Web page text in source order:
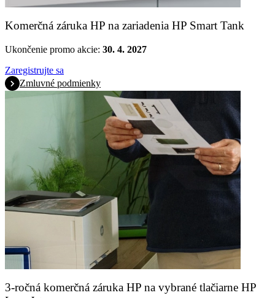
Komerčná záruka HP na zariadenia HP Smart Tank
Ukončenie promo akcie: 30. 4. 2027
Zaregistrujte sa
Zmluvné podmienky
3-ročná komerčná záruka HP na vybrané tlačiarne HP